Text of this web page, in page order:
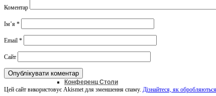
Конференц Столи
Коментар
Ім’я *
Email *
Сайт
Цей сайт використовує Akismet для зменшення спаму. Дізнайтеся, як